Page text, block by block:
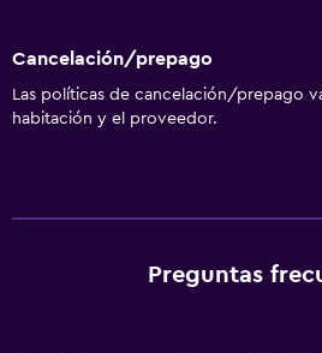
Cancelación/prepago
Las políticas de cancelación/prepago
habitación y el proveedor.
Preguntas